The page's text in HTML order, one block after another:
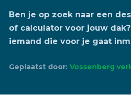
Ben je op zoek naar een
of calculator voor jouw
iemand die voor je gaat
Geplaatst door: Vossenberg